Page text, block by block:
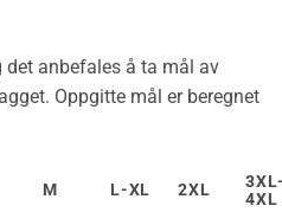
det anbefales å ta mål av
Oppgitte mål er beregnet
M L-XL 2XL
4XL